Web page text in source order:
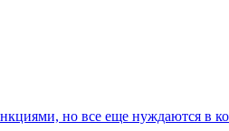
но все еще нуждаются в